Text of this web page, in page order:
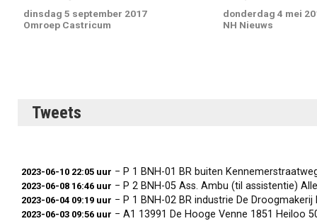
dinsdag 5 september 2017
Omroep Castricum
donderdag 4 mei
NH Nieuws
Tweets
2023-06-10 22:05 uur − P 1 BNH-01 BR buiten
2023-06-08 16:46 uur − P 2 BNH-05 Ass. Ambu (til assistentie)
2023-06-04 09:19 uur − P 1 BNH-02 BR industrie De
2023-06-03 09:56 uur − A1 13991 De Hooge Venne 1851 Heiloo